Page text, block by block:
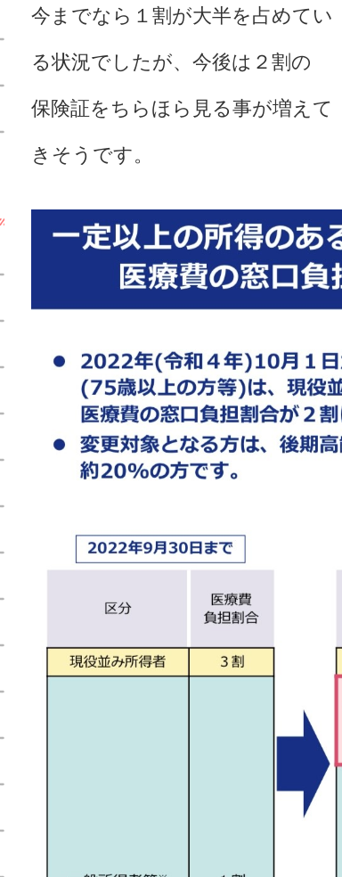
今までなら１割が大半を占めてい
る状況でしたが、今後は２割の
保険証をちらほら見る事が増えて
きそうです。